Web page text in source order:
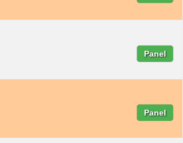
Panel
Panel